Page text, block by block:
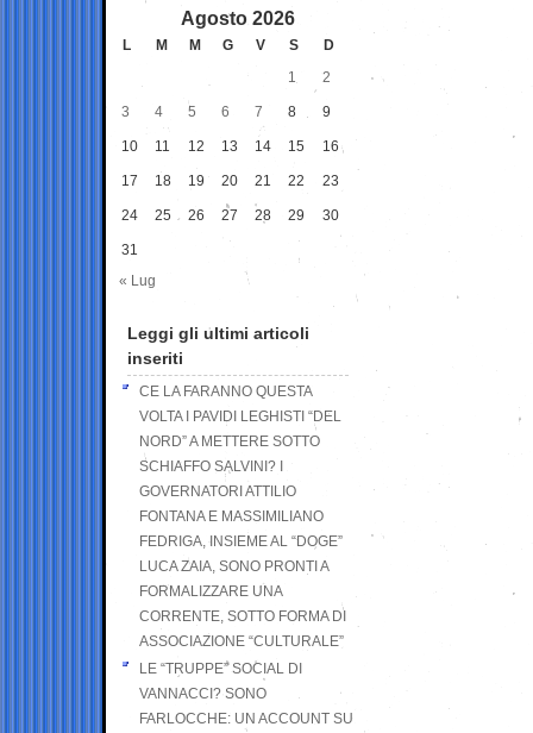
Agosto 2026
L M M G V S
D
1
2
3 4 5 6 7 8 9
10 11 12 13 14 15 16
17 18 19 20 21 22 23
24 25 26 27 28 29 30
31
« Lug
Leggi gli ultimi articoli
inseriti
CE LA FARANNO QUESTA
VOLTA I PAVIDI LEGHISTI “DEL
NORD” A METTERE SOTTO
SCHIAFFO SALVINI? I
GOVERNATORI ATTILIO
FONTANA E MASSIMILIANO
FEDRIGA, INSIEME AL “DOGE”
LUCA ZAIA, SONO PRONTI A
FORMALIZZARE UNA
CORRENTE, SOTTO FORMA DI
ASSOCIAZIONE “CULTURALE”
LE “TRUPPE” SOCIAL DI
VANNACCI? SONO
FARLOCCHE: UN ACCOUNT SU